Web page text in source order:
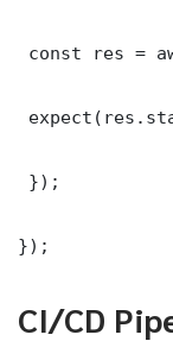
const res =
});
});
CI/CD